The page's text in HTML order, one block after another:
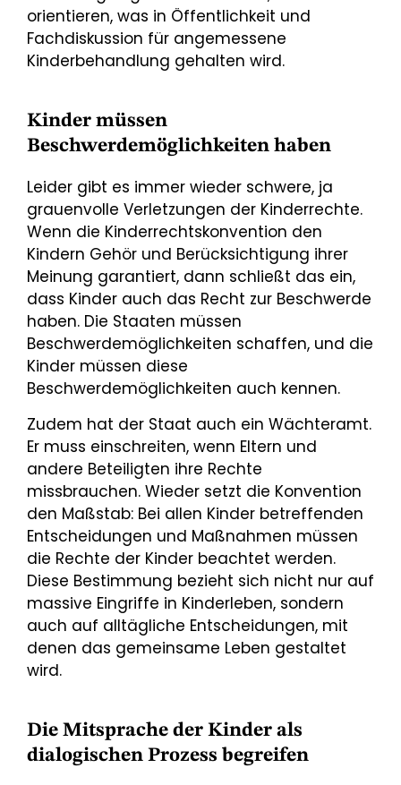
orientieren, was in Öffentlichkeit und
Fachdiskussion für angemessene
Kinderbehandlung gehalten wird.
Kinder müssen
Beschwerdemöglichkeiten haben
Leider gibt es immer wieder schwere, ja
grauenvolle Verletzungen der Kinderrechte.
Wenn die Kinderrechtskonvention den
Kindern Gehör und Berücksichtigung ihrer
Meinung garantiert, dann schließt das ein,
dass Kinder auch das Recht zur Beschwerde
haben. Die Staaten müssen
Beschwerdemöglichkeiten schaffen, und die
Kinder müssen diese
Beschwerdemöglichkeiten auch kennen.
Zudem hat der Staat auch ein Wächteramt.
Er muss einschreiten, wenn Eltern und
andere Beteiligten ihre Rechte
missbrauchen. Wieder setzt die Konvention
den Maßstab: Bei allen Kinder betreffenden
Entscheidungen und Maßnahmen müssen
die Rechte der Kinder beachtet werden.
Diese Bestimmung bezieht sich nicht nur auf
massive Eingriffe in Kinderleben, sondern
auch auf alltägliche Entscheidungen, mit
denen das gemeinsame Leben gestaltet
wird.
Die Mitsprache der Kinder als
dialogischen Prozess begreifen